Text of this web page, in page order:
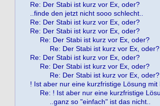
Re: Der Stabi ist kurz vor Ex, oder?
..finde den jetzt nicht sooo schlecht..
Re: Der Stabi ist kurz vor Ex, oder?
Re: Der Stabi ist kurz vor Ex, oder?
Re: Der Stabi ist kurz vor Ex, oder?
Re: Der Stabi ist kurz vor Ex, oder?
Re: Der Stabi ist kurz vor Ex, oder?
Re: Der Stabi ist kurz vor Ex, oder?
Re: Der Stabi ist kurz vor Ex, oder?
! Ist aber nur eine kurzfristige Lösung mit
Re: ! Ist aber nur eine kurzfristige
..ganz so "einfach" ist das nicht..